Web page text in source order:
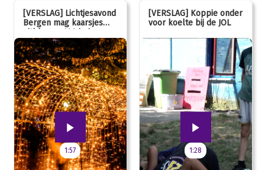
[VERSLAG] Lichtjesavond
Bergen mag kaarsjes
uitblazen: 100 jarig
jubileum!
1:57
[VERSLAG] Koppie onder
voor koelte bij de JOL
1:28